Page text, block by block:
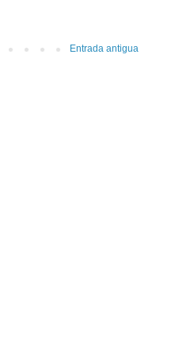
Entrada antigua